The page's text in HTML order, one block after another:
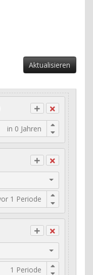
Aktualisieren